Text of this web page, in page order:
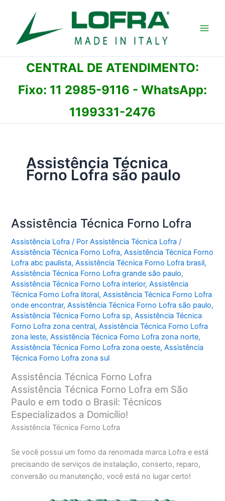
conteúdo
CENTRAL DE ATENDIMENTO:
Fixo: 11 2985-9116 - WhatsApp:
1199331-2476
Assistência Técnica
Forno Lofra são paulo
Assistência Técnica Forno Lofra
Assistência Lofra / PorAssistência Técnica Lofra/
Assistência Técnica Forno Lofra,Assistência Técnica Forno
Lofra abc paulista,Assistência Técnica Forno Lofra brasil,
Assistência Técnica Forno Lofra grande são paulo,
Assistência Técnica Forno Lofra interior,Assistência
Técnica Forno Lofra litoral,Assistência Técnica Forno Lofra
onde encontrar,Assistência Técnica Forno Lofra são paulo,
Assistência Técnica Forno Lofra sp,Assistência Técnica
Forno Lofra zona central,Assistência Técnica Forno Lofra
zona leste,Assistência Técnica Forno Lofra zona norte,
Assistência Técnica Forno Lofra zona oeste,Assistência
Técnica Forno Lofra zona sul
Assistência Técnica Forno Lofra
Assistência Técnica Forno Lofra em São
Paulo e em todo o Brasil: Técnicos
Especializados a Domicílio!
Assistência Técnica Forno Lofra
Se você possui um forno da renomada marca Lofra e está
precisando de serviços de instalação, conserto, reparo,
conversão ou manutenção, você está no lugar certo!